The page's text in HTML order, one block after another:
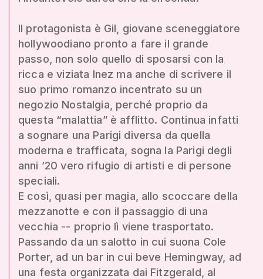
Il protagonista è Gil, giovane sceneggiatore
hollywoodiano pronto a fare il grande
passo, non solo quello di sposarsi con la
ricca e viziata Inez ma anche di scrivere il
suo primo romanzo incentrato su un
negozio Nostalgia, perché proprio da
questa “malattia” è afflitto. Continua infatti
a sognare una Parigi diversa da quella
moderna e trafficata, sogna la Parigi degli
anni ’20 vero rifugio di artisti e di persone
speciali.
E così, quasi per magia, allo scoccare della
mezzanotte e con il passaggio di una
vecchia -- proprio lì viene trasportato.
Passando da un salotto in cui suona Cole
Porter, ad un bar in cui beve Hemingway, ad
una festa organizzata dai Fitzgerald, al